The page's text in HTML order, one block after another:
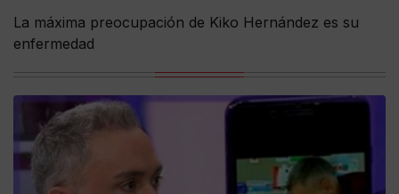
La máxima preocupación de Kiko Hernández es su
enfermedad